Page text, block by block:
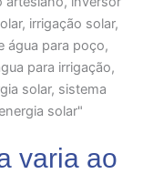
varia ao